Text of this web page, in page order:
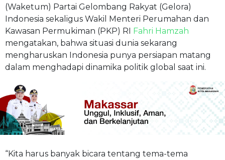
(Waketum) Partai Gelombang Rakyat (Gelora)
Indonesia sekaligus Wakil Menteri Perumahan dan
Kawasan Permukiman (PKP) RI Fahri Hamzah
mengatakan, bahwa situasi dunia sekarang
mengharuskan Indonesia punya persiapan matang
dalam menghadapi dinamika politik global saat ini.
“Kita harus banyak bicara tentang tema-tema